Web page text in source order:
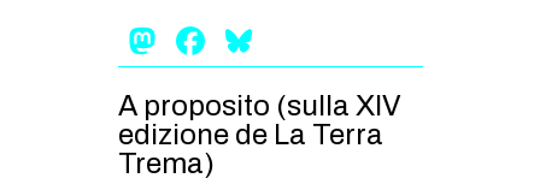
DIRITTO ALL’ABITARE
MIGRAZIONI
Mastodon
Facebook
A proposito (sulla XIV
edizione de La Terra
Trema)